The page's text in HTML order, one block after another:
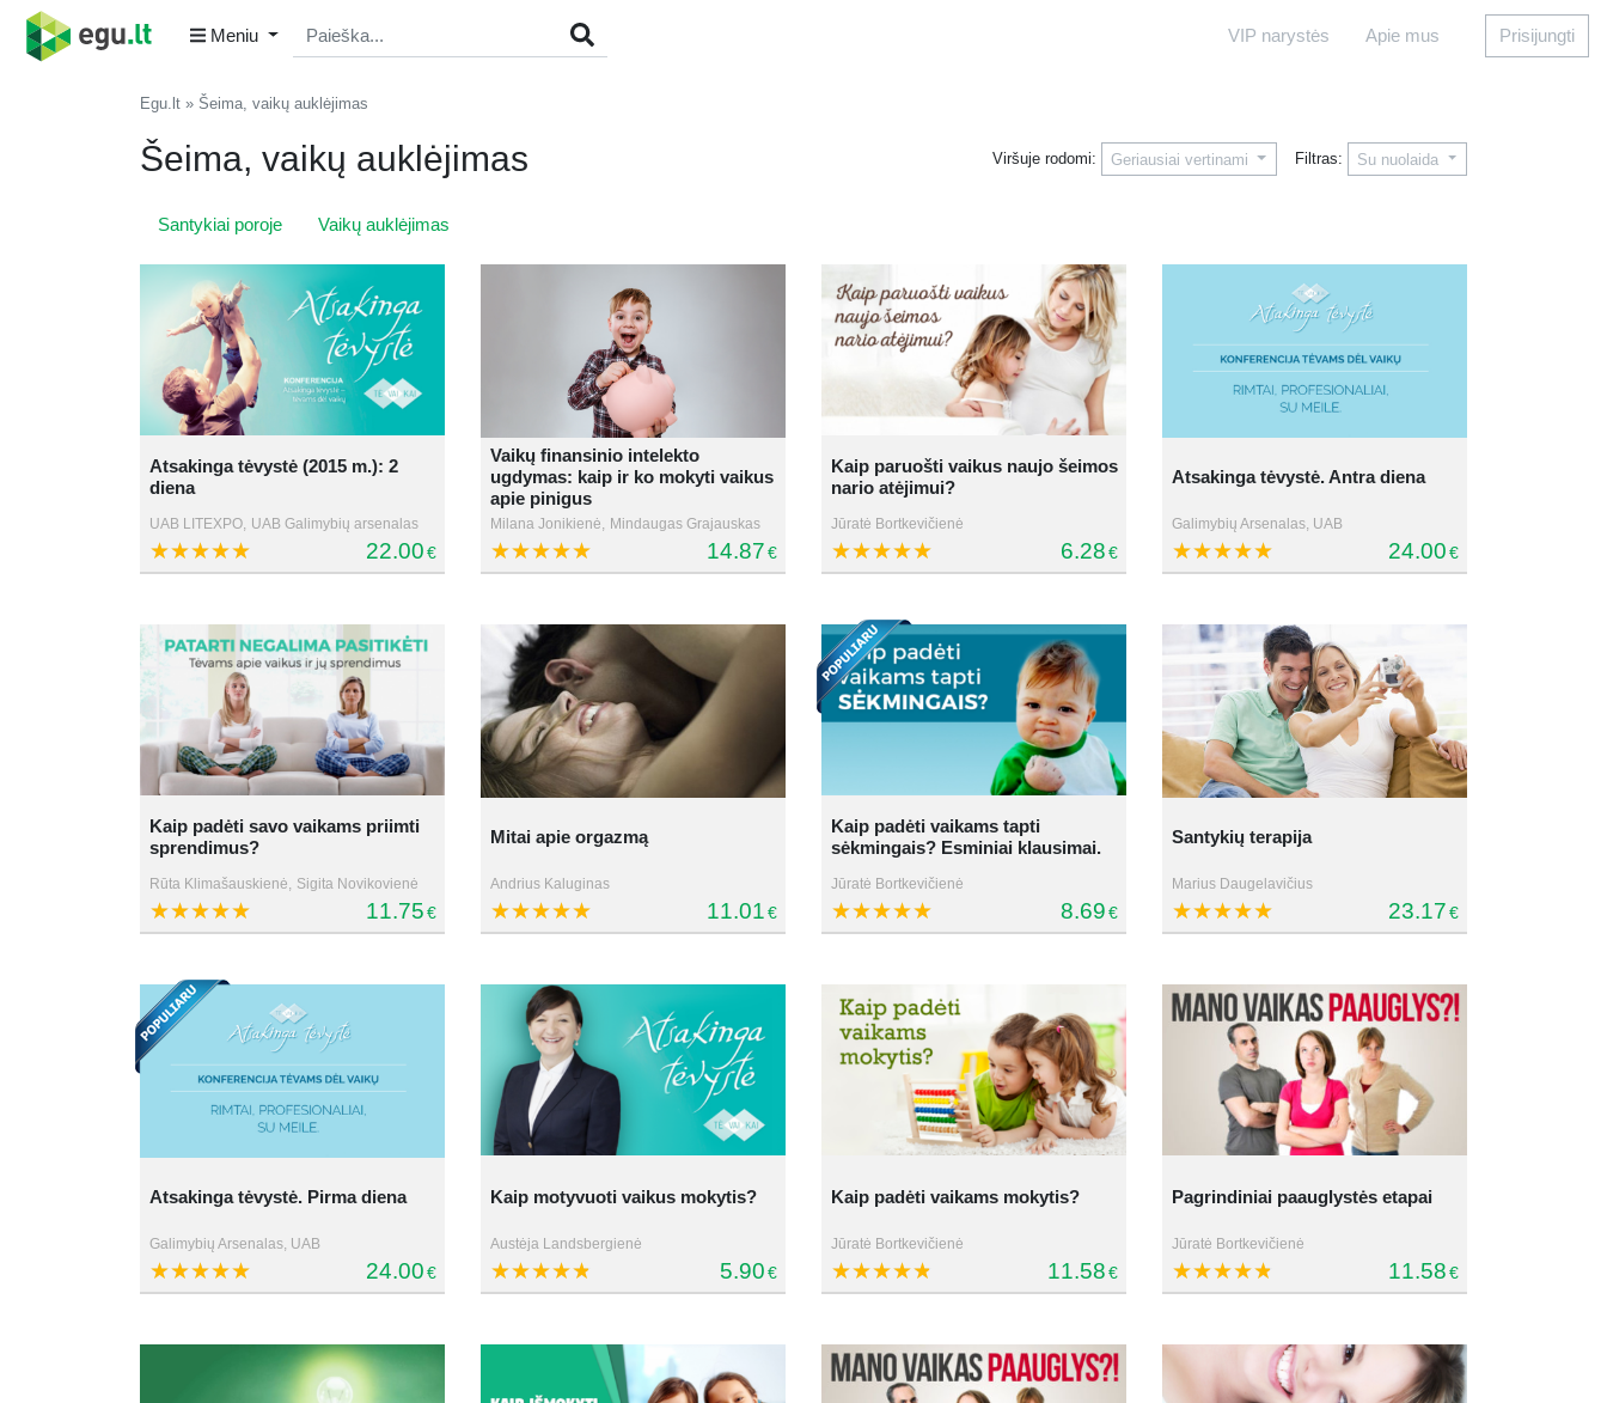
Meniu VIP narystės Apie mus Prisijungti
Egu.lt Šeima, vaikų auklėjimas
Šeima, vaikų auklėjimas Viršuje rodomi: Geriausiai vertinami Filtras: Su nuolaida
Santykiai poroje Vaikų auklėjimas
Atsakinga tėvystė (2015 m.): 2
diena
UAB LITEXPO, UAB Galimybių arsenalas
22.00€
Vaikų finansinio intelekto
ugdymas: kaip ir ko mokyti vaikus
apie pinigus
Milana Jonikienė, Mindaugas Grajauskas
14.87€
Kaip paruošti vaikus naujo šeimos
nario atėjimui?
Jūratė Bortkevičienė
6.28€
Atsakinga tėvystė. Antra diena
Galimybių Arsenalas, UAB
24.00€
Kaip padėti savo vaikams priimti
sprendimus?
Rūta Klimašauskienė, Sigita Novikovienė
11.75€
Mitai apie orgazmą
Andrius Kaluginas
11.01€
Kaip padėti vaikams tapti
sėkmingais? Esminiai klausimai.
Jūratė Bortkevičienė
8.69€
Santykių terapija
Marius Daugelavičius
23.17€
Atsakinga tėvystė. Pirma diena
Galimybių Arsenalas, UAB
24.00€
Kaip motyvuoti vaikus mokytis?
Austėja Landsbergienė
5.90€
Kaip padėti vaikams mokytis?
Jūratė Bortkevičienė
11.58€
Pagrindiniai paauglystės etapai
Jūratė Bortkevičienė
11.58€